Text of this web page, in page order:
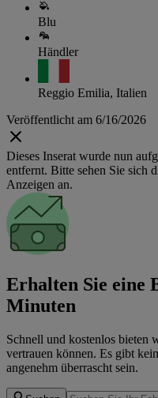
Blu
Händler
Reggio Emilia, Italien
Veröffentlicht am 6/16/2026
Dieses Inserat wurde nun
entfernt. Bitte sehen Sie sich
Anzeigen an.
Erhalten Sie eine
Minuten
Schnell und kostenlos bieten
vertrauen können. Es gibt
angenehm überrascht sein.